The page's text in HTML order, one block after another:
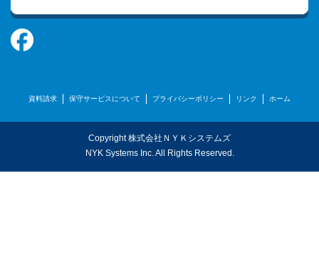
資料請求 保守サービスについて プライバシーポリシー リンク ホーム
Copyright 株式会社ＮＹＫシステムズ
NYK Systems Inc. All Rights Reserved.